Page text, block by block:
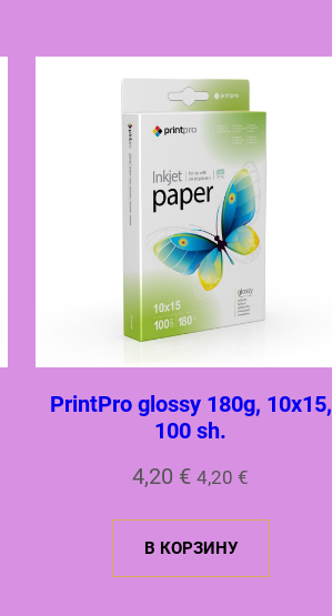
PrintPro glossy 180g, 10х15,
100 sh.
4,20 € 4,20€
В КОРЗИНУ